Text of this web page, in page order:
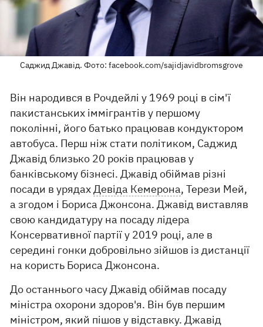
Саджид Джавід. Фото: facebook.com/sajidjavidbromsgrove
Він народився в Рочдейлі у 1969 році в сім'ї
пакистанських іммігрантів у першому
поколінні, його батько працював кондуктором
автобуса. Перш ніж стати політиком, Саджид
Джавід близько 20 років працював у
банківському бізнесі. Джавід обіймав різні
посади в урядахДевіда Кемерона, Терези Мей,
а згодом і Бориса Джонсона. Джавід виставляв
свою кандидатуру на посаду лідера
Консервативної партії у 2019 році, але в
середині гонки добровільно зійшов із дистанції
на користь Бориса Джонсона.
До останнього часу Джавід обіймав посаду
міністра охорони здоров'я. Він був першим
міністром, який пішов у відставку. Джавід